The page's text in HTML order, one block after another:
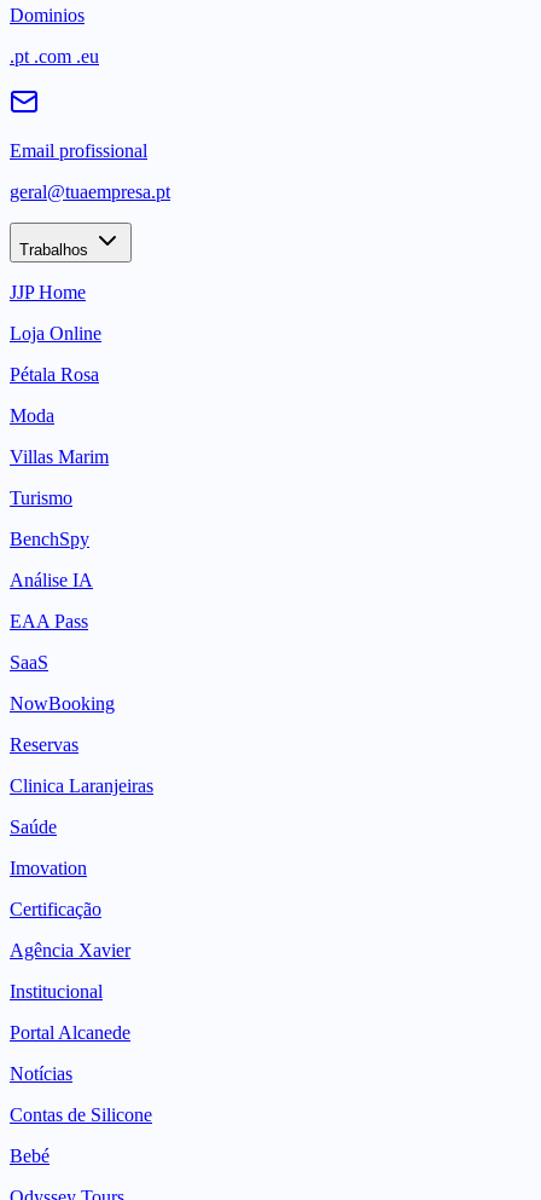
Dominios
.pt .com .eu
Email profissional
geral@tuaempresa.pt
Trabalhos
JJP Home
Loja Online
Pétala Rosa
Moda
Villas Marim
Turismo
BenchSpy
Análise IA
EAA Pass
SaaS
NowBooking
Reservas
Clinica Laranjeiras
Saúde
Imovation
Certificação
Agência Xavier
Institucional
Portal Alcanede
Notícias
Contas de Silicone
Bebé